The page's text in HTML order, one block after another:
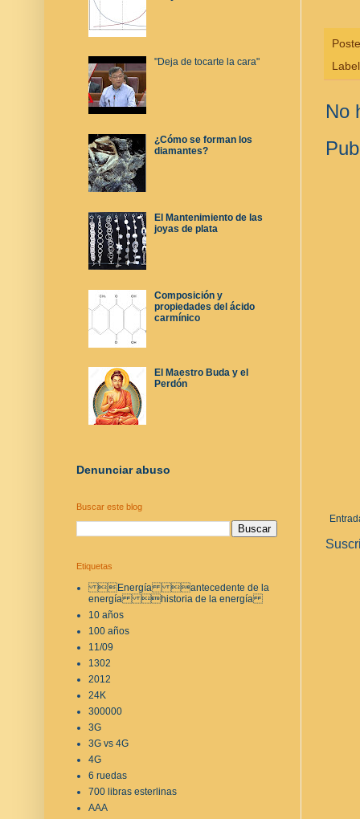
No
"Deja de tocarte la cara"
¿Cómo se forman los
diamantes?
El Mantenimiento de las
joyas de plata
Composición y
propiedades del ácido
carmínico
El Maestro Buda y el
Perdón
Denunciar abuso
Buscar este blog
Etiquetas
Energía antecedente de la
energía historia de la energía
10 años
100 años
11/09
1302
2012
24K
300000
3G
3G vs 4G
4G
6 ruedas
700 libras esterlinas
AAA